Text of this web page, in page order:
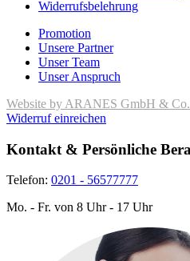
Widerrufsbelehrung
Promotion
Unsere Partner
Unser Team
Unser Anspruch
Website by ARANES GmbH &
Widerruf einreichen
Kontakt & Persönliche
Telefon: 0201 - 56577777
Mo. - Fr. von 8 Uhr - 17 Uhr